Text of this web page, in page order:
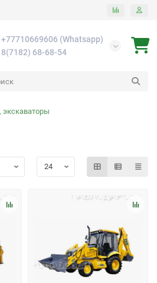
+77710669606 (Whatsapp)
8(7182) 68-68-54
экскаваторы